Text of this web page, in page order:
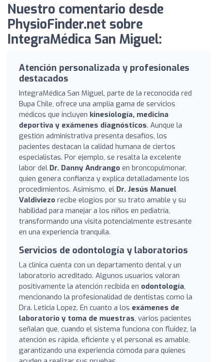
Nuestro comentario desde
PhysioFinder.net sobre
IntegraMédica San Miguel:
Atención personalizada y profesionales
destacados
IntegraMédica San Miguel, parte de la reconocida red
Bupa Chile, ofrece una amplia gama de servicios
médicos que incluyen kinesiología, medicina
deportiva y exámenes diagnósticos. Aunque la
gestión administrativa presenta desafíos, los
pacientes destacan la calidad humana de ciertos
especialistas. Por ejemplo, se resalta la excelente
labor del Dr. Danny Andrango en broncopulmonar,
quien genera confianza y explica detalladamente los
procedimientos. Asimismo, el Dr. Jesús Manuel
Valdiviezo recibe elogios por su trato amable y su
habilidad para manejar a los niños en pediatría,
transformando una visita potencialmente estresante
en una experiencia tranquila.
Servicios de odontología y laboratorios
La clínica cuenta con un departamento dental y un
laboratorio acreditado. Algunos usuarios valoran
positivamente la atención recibida en odontología,
mencionando la profesionalidad de dentistas como la
Dra. Leticia Lopez. En cuanto a los exámenes de
laboratorio y toma de muestras, varios pacientes
señalan que, cuando el sistema funciona con fluidez, la
atención es rápida, eficiente y el personal es amable,
garantizando una experiencia cómoda para quienes